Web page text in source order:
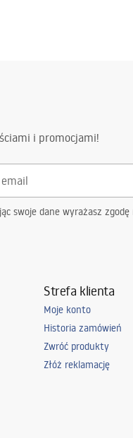
i promocjami!
swoje dane wyrażasz
Strefa klienta
Moje konto
Historia zamówień
Zwróć produkty
Złóż reklamację